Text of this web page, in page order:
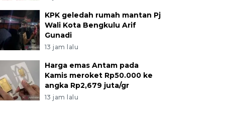
KPK geledah rumah mantan Pj
Wali Kota Bengkulu Arif
Gunadi
13 jam lalu
Harga emas Antam pada
Kamis meroket Rp50.000 ke
angka Rp2,679 juta/gr
13 jam lalu